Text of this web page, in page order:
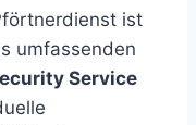
ist
umfassenden
Service